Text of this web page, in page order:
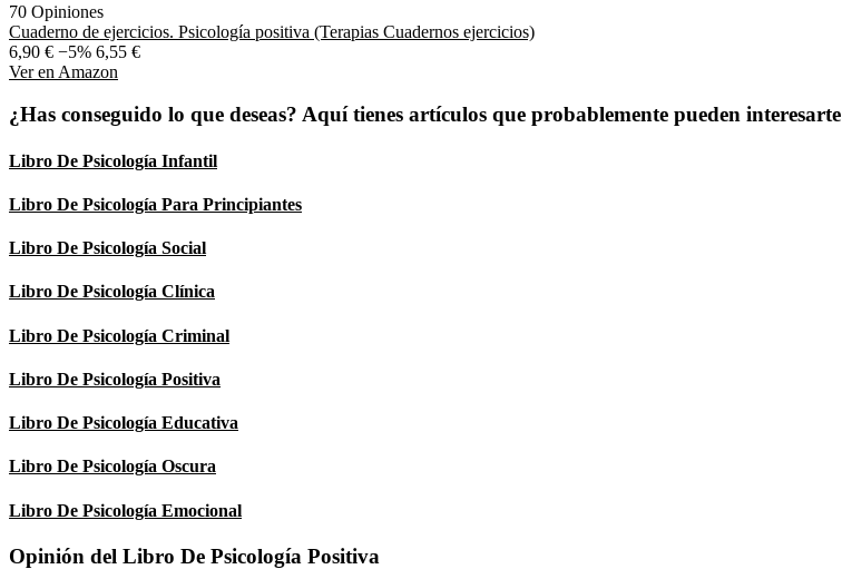
70 Opiniones
Cuaderno de ejercicios. Psicología positiva (Terapias Cuadernos ejercicios)
6,90 € −5% 6,55 €
Ver en Amazon
¿Has conseguido lo que deseas? Aquí tienes artículos que probablemente pueden interesarte
Libro De Psicología Infantil
Libro De Psicología Para Principiantes
Libro De Psicología Social
Libro De Psicología Clínica
Libro De Psicología Criminal
Libro De Psicología Positiva
Libro De Psicología Educativa
Libro De Psicología Oscura
Libro De Psicología Emocional
Opinión del Libro De Psicología Positiva